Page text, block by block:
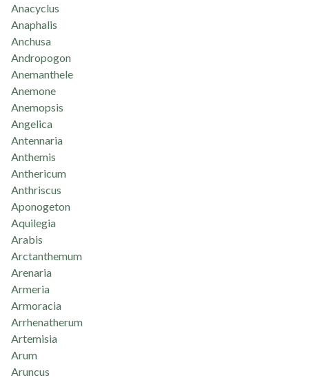
Anacyclus
Anaphalis
Anchusa
Andropogon
Anemanthele
Anemone
Anemopsis
Angelica
Antennaria
Anthemis
Anthericum
Anthriscus
Aponogeton
Aquilegia
Arabis
Arctanthemum
Arenaria
Armeria
Armoracia
Arrhenatherum
Artemisia
Arum
Aruncus